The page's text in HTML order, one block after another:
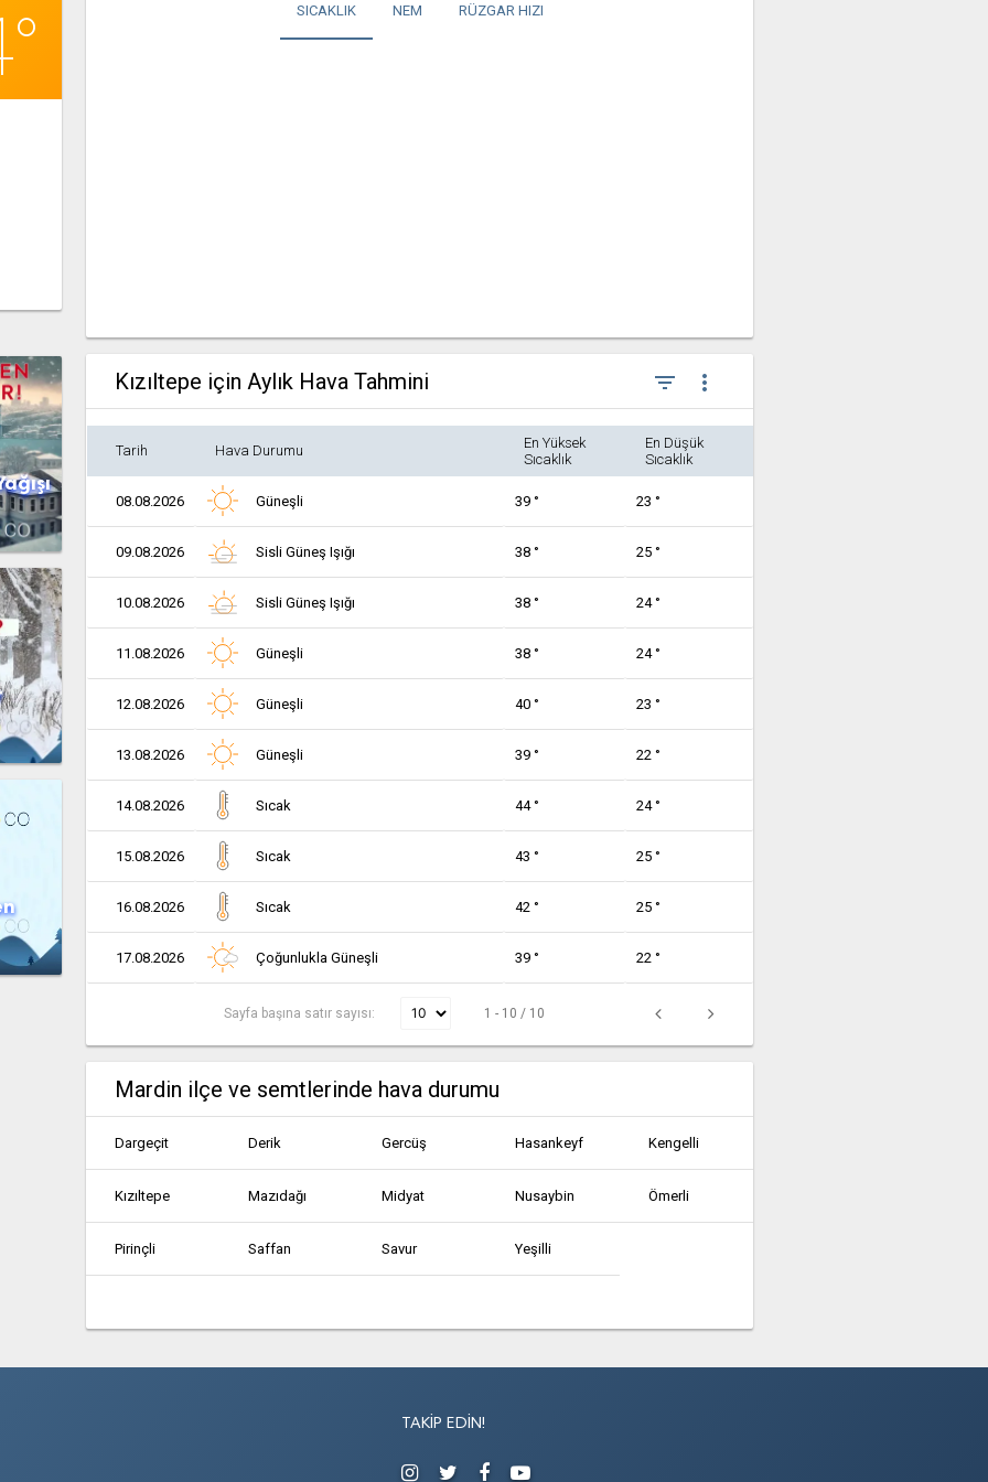
SICAKLIK NEM RÜZGAR HIZI
Kızıltepe için Aylık Hava Tahmini filter_list more_vert
Tarih Hava Durumu
En Yüksek
Sıcaklık
En Düşük
Sıcaklık
08.08.2026 Güneşli 39 ° 23 °
09.08.2026 Sisli Güneş Işığı 38 ° 25 °
10.08.2026 Sisli Güneş Işığı 38 ° 24 °
11.08.2026 Güneşli 38 ° 24 °
12.08.2026 Güneşli 40 ° 23 °
13.08.2026 Güneşli 39 ° 22 °
14.08.2026 Sıcak 44 ° 24 °
15.08.2026 Sıcak 43 ° 25 °
16.08.2026 Sıcak 42 ° 25 °
17.08.2026 Çoğunlukla Güneşli 39 ° 22 °
Sayfa başına satır sayısı: 1 - 10 / 10
Mardin ilçe ve semtlerinde hava durumu
Dargeçit Derik Gercüş Hasankeyf Kengelli
Kızıltepe Mazıdağı Midyat Nusaybin Ömerli
Pirinçli Saffan Savur Yeşilli
TAKIP EDIN!